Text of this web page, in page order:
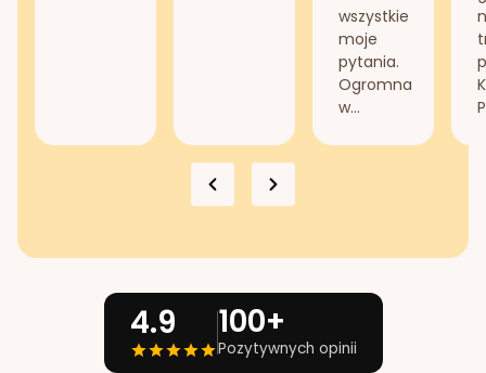
wszystkie
moje
pytania.
Ogromna
w...
4.9 100+
Pozytywnych opinii